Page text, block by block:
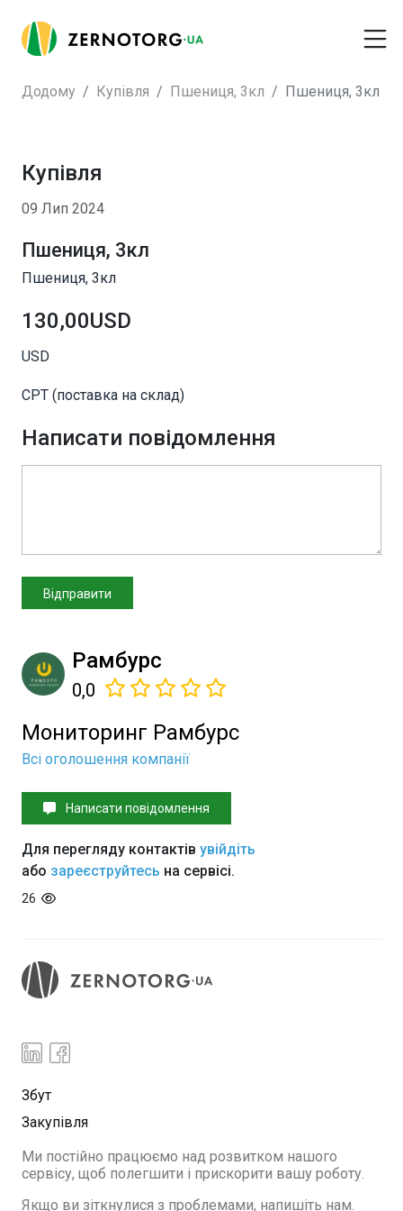
Додому Купівля Пшениця, 3кл Пшениця, 3кл
Купівля
09 Лип 2024
Пшениця, 3кл
Пшениця, 3кл
130,00USD
USD
CPT (поставка на склад)
Написати повідомлення
Рамбурс
0,0
Мониторинг Рамбурс
Всі оголошення компанії
Написати повідомлення
Для перегляду контактів увійдіть
або зареєструйтесь на сервісі.
26
Збут
Закупівля
Ми постійно працюємо над розвитком нашого
сервісу, щоб полегшити і прискорити вашу роботу.
Якщо ви зіткнулися з проблемами, напишіть нам.